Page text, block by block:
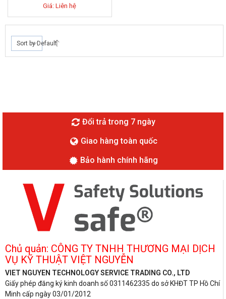
Giá: Liên hệ
Sort by Default
Đổi trả trong 7 ngày
Giao hàng toàn quốc
Bảo hành chính hãng
Chủ quản: CÔNG TY TNHH THƯƠNG MẠI DỊCH
VỤ KỸ THUẬT VIỆT NGUYỄN
VIET NGUYEN TECHNOLOGY SERVICE TRADING CO., LTD
Giấy phép đăng ký kinh doanh số 0311462335 do sở KHĐT TP Hồ Chí
Minh cấp ngày 03/01/2012